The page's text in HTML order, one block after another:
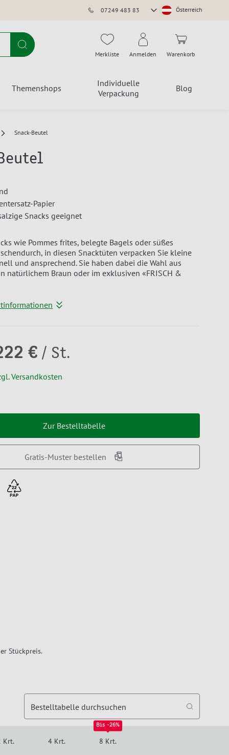
07249 483 83
Store
Österreich
Suche Merkliste Anmelden Warenkorb
Themenshops
Individuelle
Verpackung
Blog
Snack-Beutel
Papier
Snacks geeignet
wie Pommes frites, belegte Bagels oder süßes
in diesen Snacktüten verpacken Sie kleine
und ansprechend. Sie haben dabei die Wahl aus
natürlichem Braun oder im exklusiven «FRISCH &
€ / St.
Versandkosten
Zur Bestelltabelle
Gratis-Muster bestellen
Stückpreis.
Bestelltabelle durchsuchen
Krt. 4 Krt.
Bis -26%
8 Krt.